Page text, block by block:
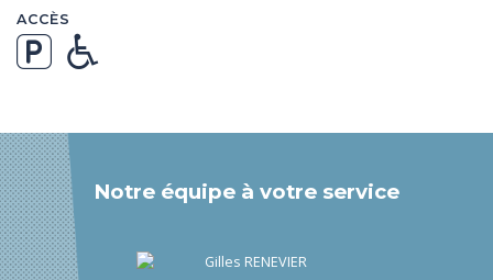
ACCÈS
Notre équipe à votre service